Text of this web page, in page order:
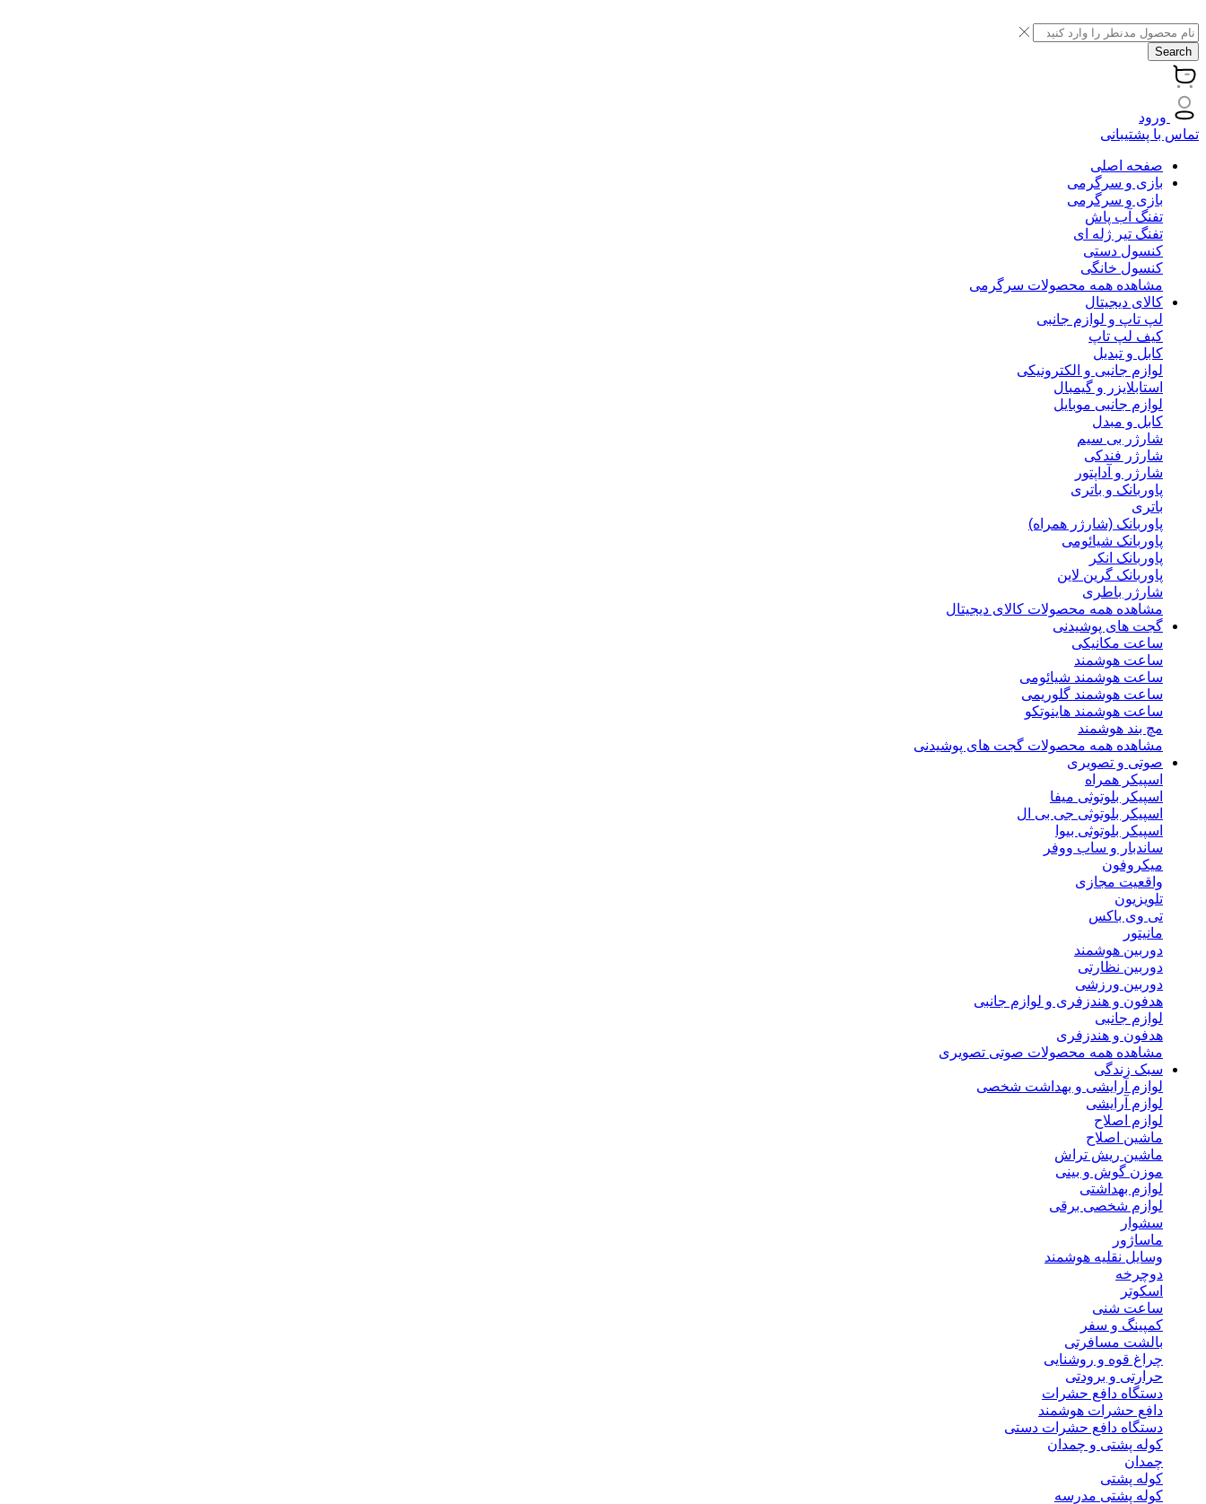
Search
ورود
تماس با پشتیبانی
صفحه اصلی
بازی و سرگرمی
بازی و سرگرمی
تفنگ آب پاش
تفنگ تیر ژله ای
کنسول دستی
کنسول خانگی
مشاهده همه محصولات سرگرمی
کالای دیجیتال
لپ تاپ و لوازم جانبی
کیف لپ تاپ
کابل و تبدیل
لوازم جانبی و الکترونیکی
استابلایزر و گیمبال
لوازم جانبی موبایل
کابل و مبدل
شارژر بی سیم
شارژر فندکی
شارژر و آداپتور
پاوربانک و باتری
باتری
پاوربانک (شارژر همراه)
پاوربانک شیائومی
پاوربانک انکر
پاوربانک گرین لاین
شارژر باطری
مشاهده همه محصولات کالای دیجیتال
گجت های پوشیدنی
ساعت مکانیکی
ساعت هوشمند
ساعت هوشمند شیائومی
ساعت هوشمند گلوریمی
ساعت هوشمند هاینوتکو
مچ بند هوشمند
مشاهده همه محصولات گجت های پوشیدنی
صوتی و تصویری
اسپیکر همراه
اسپیکر بلوتوثی میفا
اسپیکر بلوتوثی جی بی ال
اسپیکر بلوتوثی بیوا
ساندبار و ساب ووفر
میکروفون
واقعیت مجازی
تلویزیون
تی وی باکس
مانیتور
دوربین هوشمند
دوربین نظارتی
دوربین ورزشی
هدفون و هندزفری و لوازم جانبی
لوازم جانبی
هدفون و هندزفری
مشاهده همه محصولات صوتی تصویری
سبک زندگی
لوازم آرایشی و بهداشت شخصی
لوازم آرایشی
لوازم اصلاح
ماشین اصلاح
ماشین ریش تراش
موزن گوش و بینی
لوازم بهداشتی
لوازم شخصی برقی
سشوار
ماساژور
وسایل نقلیه هوشمند
دوچرخه
اسکوتر
ساعت شنی
کمپینگ و سفر
بالشت مسافرتی
چراغ قوه و روشنایی
حرارتی و برودتی
دستگاه دافع حشرات
دافع حشرات هوشمند
دستگاه دافع حشرات دستی
کوله پشتی و چمدان
چمدان
کوله پشتی
کوله پشتی مدرسه